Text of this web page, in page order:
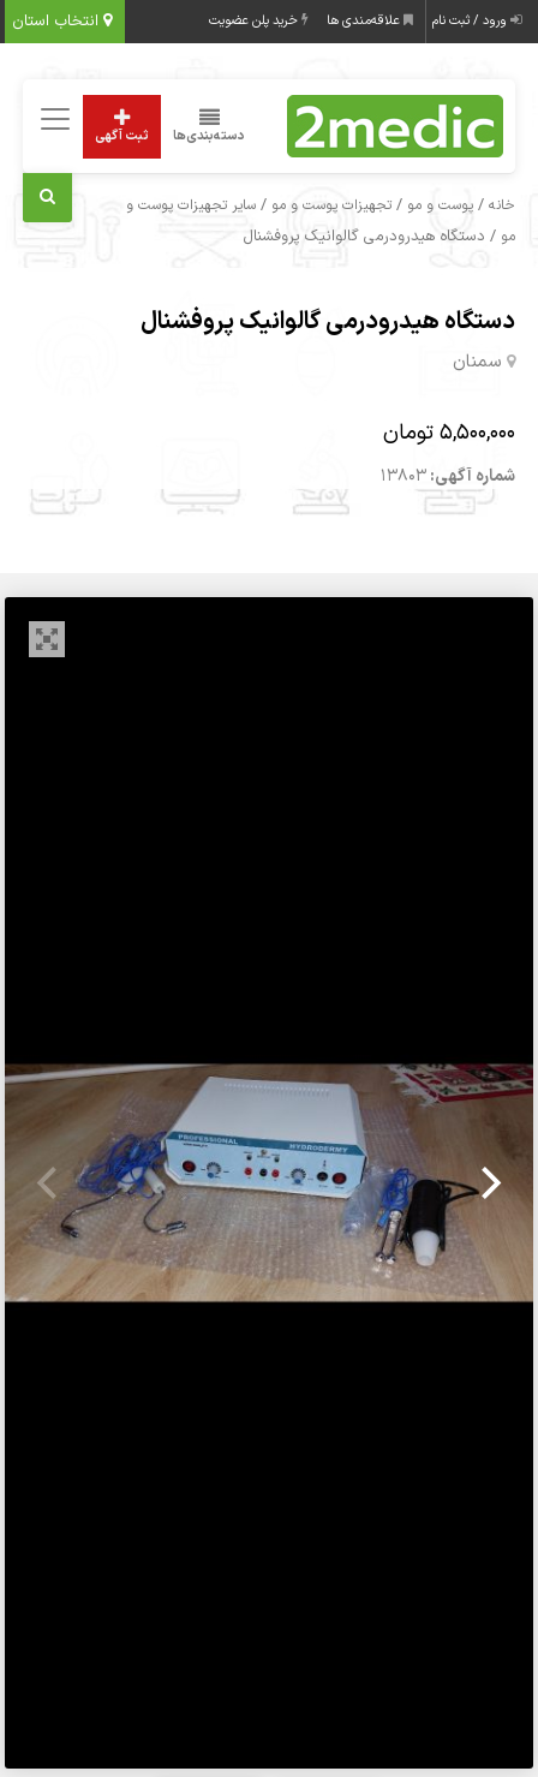
انتخاب استان ورود / ثبت نام علاقه‌مندی ها خرید پلن عضویت
دسته‌بندی‌ها ثبت آگهی
خانه /پوست و مو /تجهیزات پوست و مو /سایر تجهیزات پوست و
مو / دستگاه هیدرودرمی گالوانیک پروفشنال
دستگاه هیدرودرمی گالوانیک پروفشنال
سمنان
5,500,000 تومان
شماره آگهی:13803